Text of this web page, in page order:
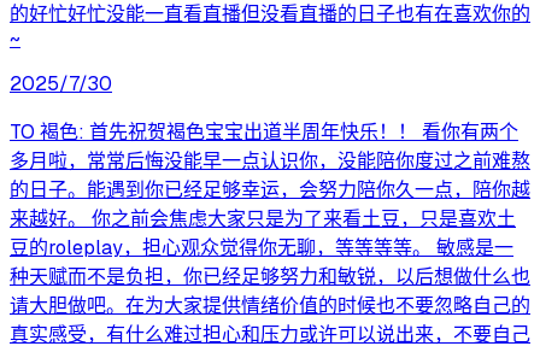
的好忙好忙没能一直看直播但没看直播的日子也有在喜欢你的
~
2025/7/30
TO 褐色: 首先祝贺褐色宝宝出道半周年快乐！！ 看你有两个
多月啦，常常后悔没能早一点认识你，没能陪你度过之前难熬
的日子。能遇到你已经足够幸运，会努力陪你久一点，陪你越
来越好。 你之前会焦虑大家只是为了来看土豆，只是喜欢土
豆的roleplay，担心观众觉得你无聊，等等等等。 敏感是一
种天赋而不是负担，你已经足够努力和敏锐，以后想做什么也
请大胆做吧。在为大家提供情绪价值的时候也不要忽略自己的
真实感受，有什么难过担心和压力或许可以说出来，不要自己